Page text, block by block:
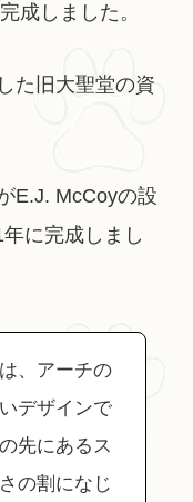
成しました。
た旧大聖堂の資
E.J. McCoyの設
に完成しまし
、アーチの
デザインで
先にあるス
の割になじ